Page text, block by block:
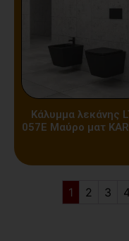
Κάλυμμα λεκάνης
057E Μαύρο ματ
1 2 3 4